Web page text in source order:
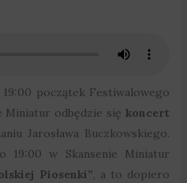
początek Festiwalowego
Miniatur odbędzie siękoncert
Jarosława Buczkowskiego.
19:00 w Skansenie Miniatur
Piosenki”, a to dopiero